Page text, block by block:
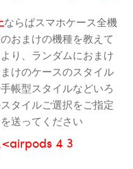
ならばスマホケース全機
おまけの機種を教えて
り、ランダムにおまけ
けのケースのスタイル
帳型スタイルなどいろ
タイルご選択をご指定
送ってください
4 3